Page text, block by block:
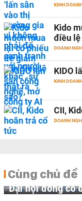
KINH
Kido
điều lệ
DOANH
KIDO
KINH
CII,
DOANH
Cùng chủ đề
Đại hội đồng cổ